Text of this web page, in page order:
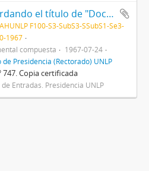
Resol/ acordando el título de "Doctor Honoris Causa" al Dr. Albert Sabin, y disponiendo que el acto de entrega del mismo se efectúe el día 28 del actual, en esta Presidencia 1967
F100-S3-SubS3-SSubS1-Se3-
1967
compuesta
1967-07-24
de Presidencia (Rectorado) UNLP
747. Copia certificada
Entradas. Presidencia UNLP